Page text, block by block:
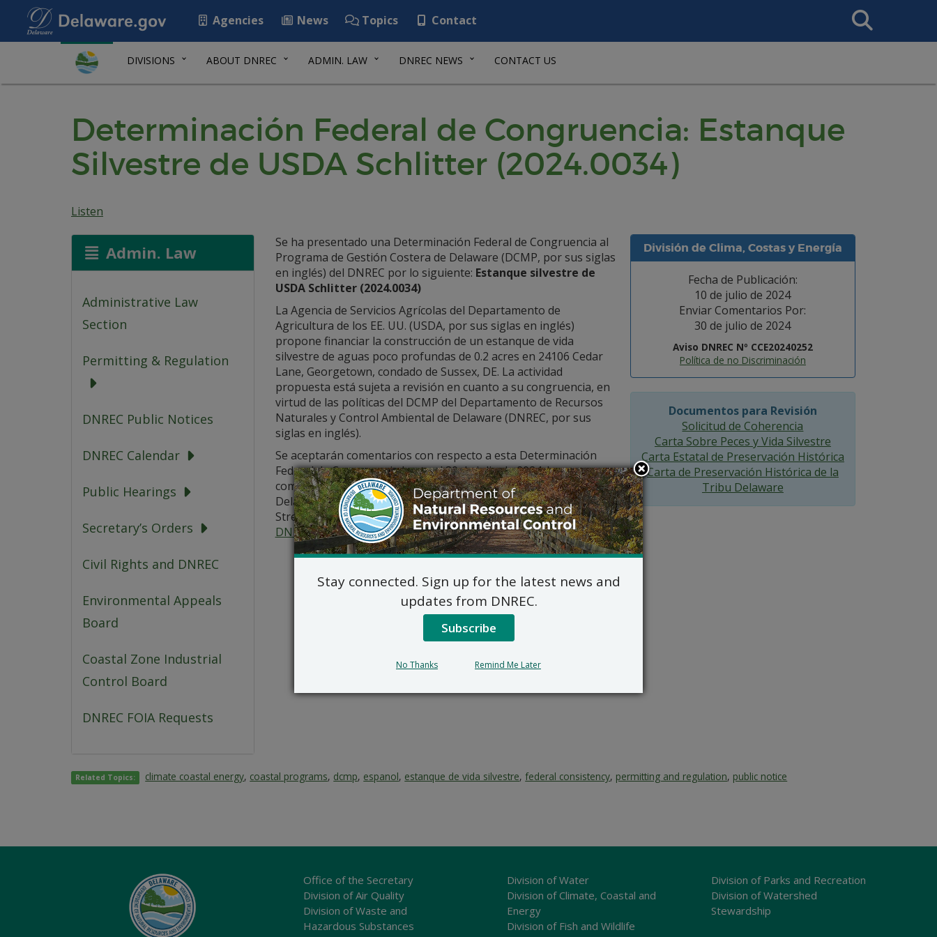
Agencies News Topics Contact
Search
This
DIVISIONS ABOUT DNREC ADMIN. LAW DNREC NEWS CONTACT US
Determinación Federal de Congruencia: Estanque
Silvestre de USDA Schlitter (2024.0034)
Listen
Admin. Law
Administrative Law
Section
Permitting & Regulation
DNREC Public Notices
DNREC Calendar
Public Hearings
Secretary’s Orders
Civil Rights and DNREC
Environmental Appeals
Board
Coastal Zone Industrial
Control Board
DNREC FOIA Requests
División de Clima, Costas y Energía
Fecha de Publicación:
10 de julio de 2024
Enviar Comentarios Por:
30 de julio de 2024
Aviso DNREC Nº CCE20240252
Política de no Discriminación
Documentos para Revisión
Solicitud de Coherencia
Carta Sobre Peces y Vida Silvestre
Carta Estatal de Preservación Histórica
Carta de Preservación Histórica de la
Tribu Delaware
Se ha presentado una Determinación Federal de Congruencia al
Programa de Gestión Costera de Delaware (DCMP, por sus siglas
en inglés) del DNREC por lo siguiente: Estanque silvestre de
USDA Schlitter (2024.0034)
La Agencia de Servicios Agrícolas del Departamento de
Agricultura de los EE. UU. (USDA, por sus siglas en inglés)
propone financiar la construcción de un estanque de vida
silvestre de aguas poco profundas de 0.2 acres en 24106 Cedar
Lane, Georgetown, condado de Sussex, DE. La actividad
propuesta está sujeta a revisión en cuanto a su congruencia, en
virtud de las políticas del DCMP del Departamento de Recursos
Naturales y Control Ambiental de Delaware (DNREC, por sus
siglas en inglés).
Se aceptarán comentarios con respecto a esta Determinación
Federal de Congruencia hasta el 30 de julio de 2024. Los
comentarios pueden enviarse a: Programas Costeros de
Delaware, Sra. Kimberly Cole, administradora, 100 W. Water
Street, Suite 7B, Dover, DE, 19904, o por vía electrónica a
DNREC_DCP_PublicComment@delaware.gov.
Related Topics: climate coastal energy, coastal programs, dcmp, espanol, estanque de vida silvestre,federal consistency, permitting and regulation, public notice
Office of the Secretary
Division of Air Quality
Division of Waste and
Hazardous Substances
Division of Water
Division of Climate, Coastal and
Energy
Division of Fish and Wildlife
Division of Parks and Recreation
Division of Watershed
Stewardship
Stay connected. Sign up for the latest news and
updates from DNREC.
Subscribe
No Thanks Remind Me Later